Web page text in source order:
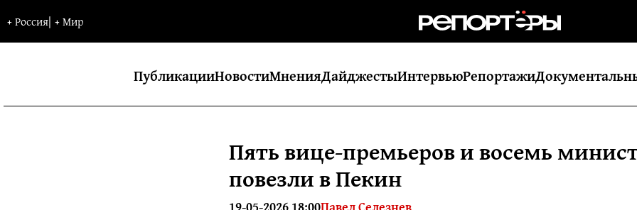
+Россия| +Мир
ПубликацииНовостиМненияДайджестыИнтервьюРепортажи
Пять вице-премьеров и восемь
повезли в Пекин